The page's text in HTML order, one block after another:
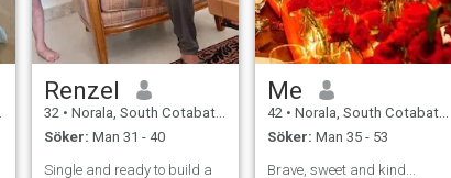
Renzel
32 • Norala, South Cotabato, Filippinerna
Söker: Man 31 - 40
Single and ready to build a
Me
42 • Norala, South Cotabato, Filippinerna
Söker: Man 35 - 53
Brave, sweet and kind...